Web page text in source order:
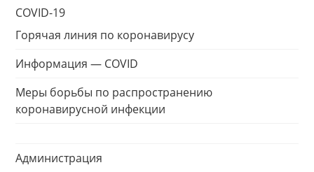
COVID-19
Горячая линия по коронавирусу
Информация — COVID
Меры борьбы по распространению
коронавирусной инфекции
Администрация